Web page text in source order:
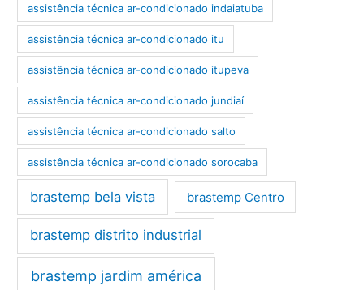
assistência técnica ar-condicionado indaiatuba
assistência técnica ar-condicionado itu
assistência técnica ar-condicionado itupeva
assistência técnica ar-condicionado jundiaí
assistência técnica ar-condicionado salto
assistência técnica ar-condicionado sorocaba
brastemp bela vista brastemp Centro
brastemp distrito industrial
brastemp jardim américa